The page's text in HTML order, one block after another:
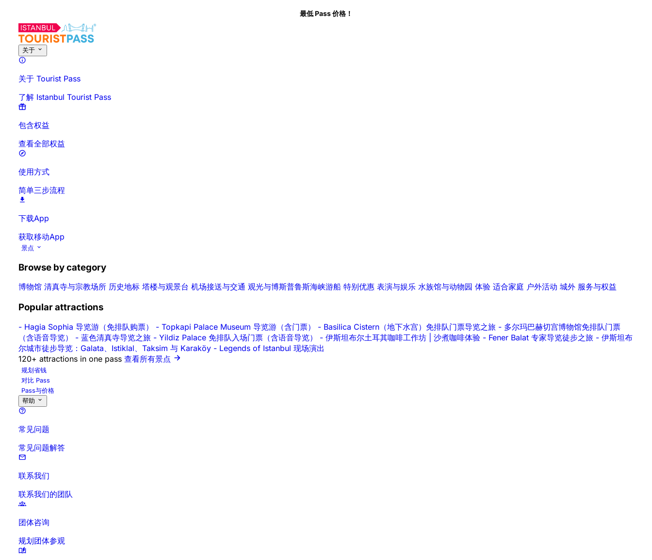
最低 Pass 价格！
关于
关于 Tourist Pass
了解 Istanbul Tourist Pass
包含权益
查看全部权益
使用方式
简单三步流程
下载App
获取移动App
景点
Browse by category
博物馆 清真寺与宗教场所 历史地标 塔楼与观景台 机场接送与交通 观光与博斯普鲁斯海峡游船 特别优惠 表演与娱乐 水族馆与动物园 体验 适合家庭 户外活动 城外 服务与权益
Popular attractions
- Hagia Sophia 导览游（免排队购票） - Topkapi Palace Museum 导览游（含门票） - Basilica Cistern（地下水宫）免排队门票导览之旅 - 多尔玛巴赫切宫博物馆免排队门票
（含语音导览） - 蓝色清真寺导览之旅 - Yildiz Palace 免排队入场门票（含语音导览） - 伊斯坦布尔土耳其咖啡工作坊 | 沙煮咖啡体验 - Fener Balat 专家导览徒步之旅 - 伊斯坦布
尔城市徒步导览：Galata、Istiklal、Taksim 与 Karaköy - Legends of Istanbul 现场演出
120+ attractions in one pass 查看所有景点
规划省钱
对比 Pass
Pass与价格
帮助
常见问题
常见问题解答
联系我们
联系我们的团队
团体咨询
规划团体参观